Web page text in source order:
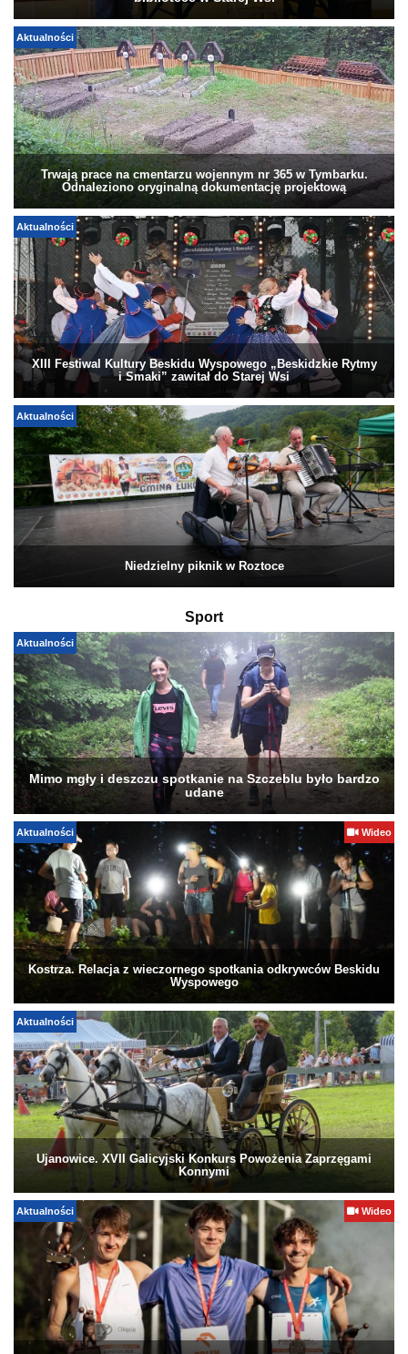
Aktualności
Trwają prace na cmentarzu wojennym nr 365 w Tymbarku.
Odnaleziono oryginalną dokumentację projektową
Aktualności
XIII Festiwal Kultury Beskidu Wyspowego „Beskidzkie Rytmy
i Smaki” zawitał do Starej Wsi
Aktualności
Niedzielny piknik w Roztoce
Sport
Aktualności
Mimo mgły i deszczu spotkanie na Szczeblu było bardzo
udane
Aktualności Wideo
Kostrza. Relacja z wieczornego spotkania odkrywców Beskidu
Wyspowego
Aktualności
Ujanowice. XVII Galicyjski Konkurs Powożenia Zaprzęgami
Konnymi
Aktualności Wideo